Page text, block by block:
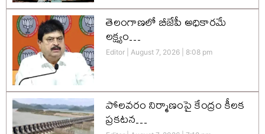
తెలంగాణలో బీజేపీ అధికారమే
లక్ష్యం…
Editor August 7, 2026 8:08 pm
పోలవరం నిర్మాణంపై కేంద్రం కీలక
ప్రకటన…